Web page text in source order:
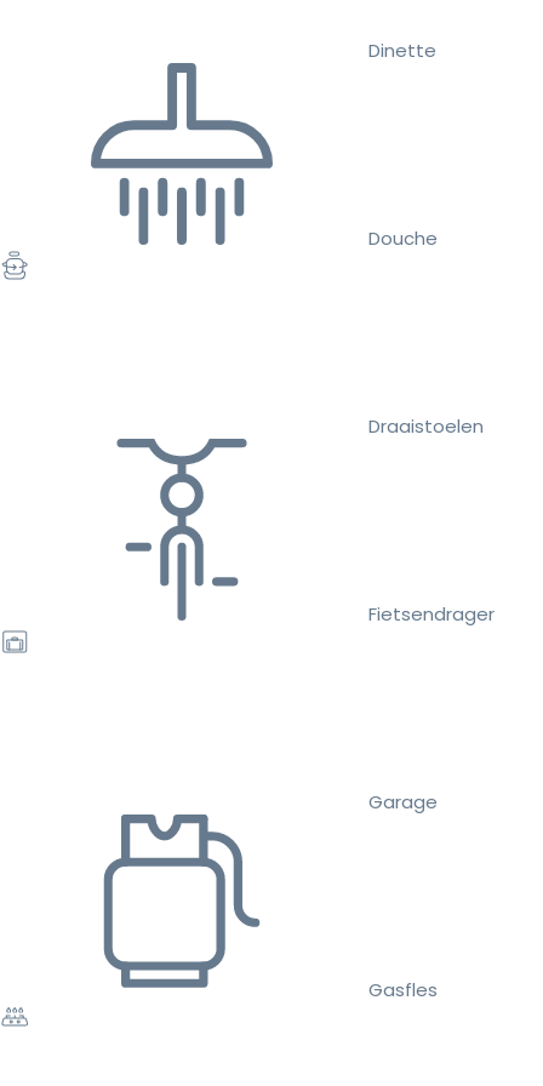
Dinette
Douche
Draaistoelen
Fietsendrager
Garage
Gasfles